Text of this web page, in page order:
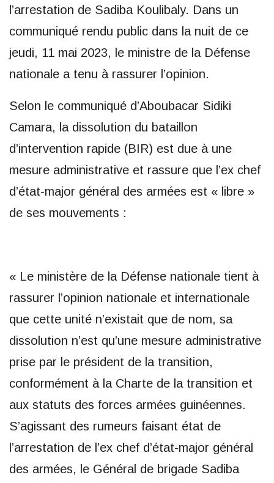
l’arrestation de Sadiba Koulibaly. Dans un
communiqué rendu public dans la nuit de ce
jeudi, 11 mai 2023, le ministre de la Défense
nationale a tenu à rassurer l’opinion.
Selon le communiqué d’Aboubacar Sidiki
Camara, la dissolution du bataillon
d’intervention rapide (BIR) est due à une
mesure administrative et rassure que l’ex chef
d’état-major général des armées est « libre »
de ses mouvements :
« Le ministère de la Défense nationale tient à
rassurer l’opinion nationale et internationale
que cette unité n’existait que de nom, sa
dissolution n’est qu’une mesure administrative
prise par le président de la transition,
conformément à la Charte de la transition et
aux statuts des forces armées guinéennes.
S’agissant des rumeurs faisant état de
l’arrestation de l’ex chef d’état-major général
des armées, le Général de brigade Sadiba